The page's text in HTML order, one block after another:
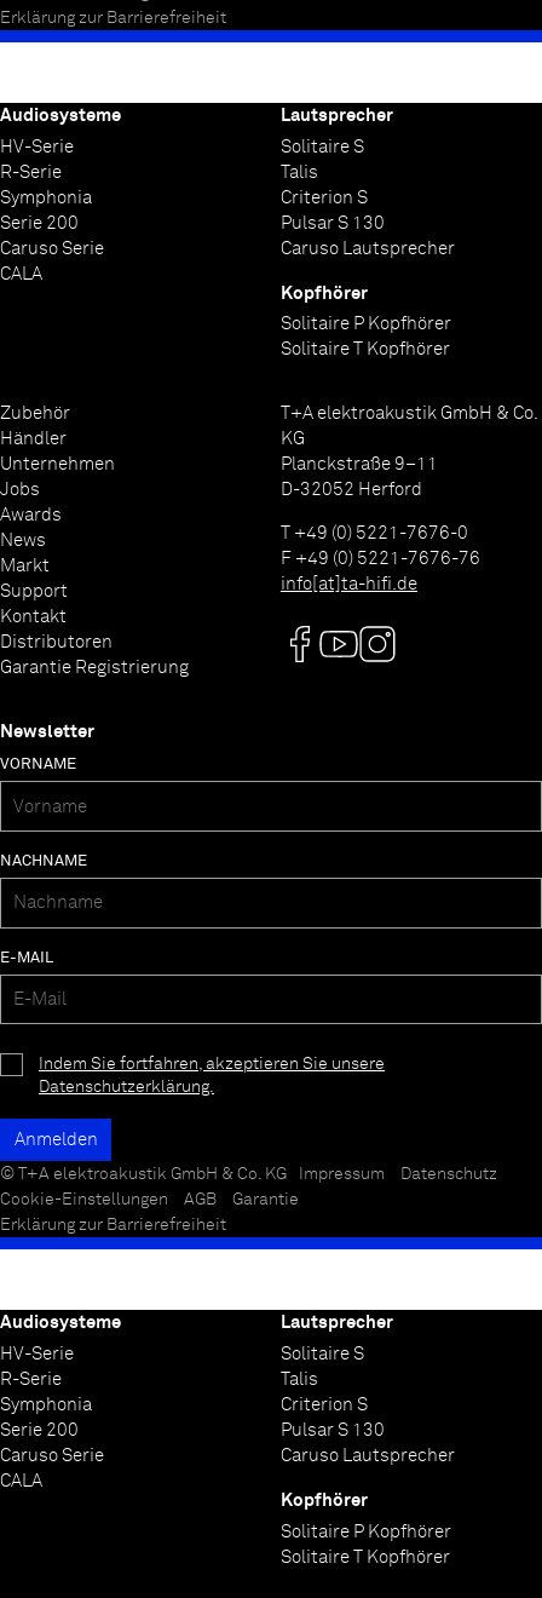
Erklärung zur Barrierefreiheit
Audiosysteme
HV-Serie
R-Serie
Symphonia
Serie 200
Caruso Serie
CALA
Lautsprecher
Solitaire S
Talis
Criterion S
Pulsar S 130
Caruso Lautsprecher
Kopfhörer
Solitaire P Kopfhörer
Solitaire T Kopfhörer
Zubehör
Händler
Unternehmen
Jobs
Awards
News
Markt
Support
Kontakt
Distributoren
Garantie Registrierung
T+A elektroakustik GmbH & Co.
KG
Planckstraße 9–11
D-32052 Herford
T +49 (0) 5221-7676-0
F +49 (0) 5221-7676-76
info[at]ta-hifi.de
Newsletter
VORNAME
NACHNAME
E-MAIL
Indem Sie fortfahren, akzeptieren Sie unsere
Datenschutzerklärung.
© T+A elektroakustik GmbH & Co. KG Impressum
Datenschutz
Cookie-Einstellungen
AGB
Garantie
Erklärung zur Barrierefreiheit
Audiosysteme
HV-Serie
R-Serie
Symphonia
Serie 200
Caruso Serie
CALA
Lautsprecher
Solitaire S
Talis
Criterion S
Pulsar S 130
Caruso Lautsprecher
Kopfhörer
Solitaire P Kopfhörer
Solitaire T Kopfhörer